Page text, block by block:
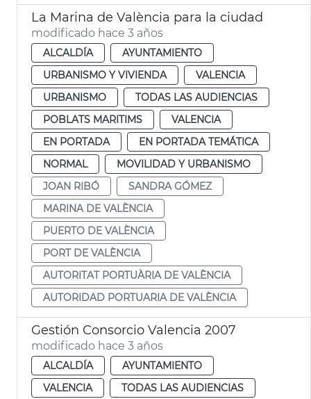
La Marina de València para la ciudad
modificado hace 3 años
ALCALDÍA
AYUNTAMIENTO
URBANISMO Y VIVIENDA
VALENCIA
URBANISMO
TODAS LAS AUDIENCIAS
POBLATS MARITIMS
VALENCIA
EN PORTADA
EN PORTADA TEMÁTICA
NORMAL
MOVILIDAD Y URBANISMO
JOAN RIBÓ
SANDRA GÓMEZ
MARINA DE VALÈNCIA
PUERTO DE VALÈNCIA
PORT DE VALÈNCIA
AUTORITAT PORTUÀRIA DE VALÈNCIA
AUTORIDAD PORTUARIA DE VALÈNCIA
Gestión Consorcio Valencia 2007
modificado hace 3 años
ALCALDÍA
AYUNTAMIENTO
VALENCIA
TODAS LAS AUDIENCIAS